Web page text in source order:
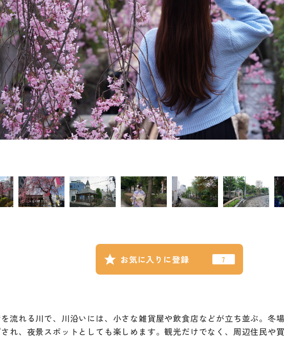
お気に入りに登録
流れる川で、川沿いには、小さな雑貨屋や飲食店などが立ち並ぶ。冬
れ、夜景スポットとしても楽しめます。観光だけでなく、周辺住民や